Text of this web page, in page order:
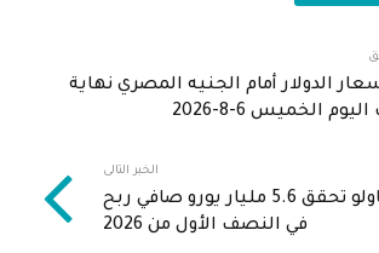
الدولار أمام الجنيه المصري نهاية
الخميس 6-8-2026
الخبر التالى
إنتيسا سان باولو تحقق 5.6 مليار يورو صافي ربح
في النصف الأول من 2026